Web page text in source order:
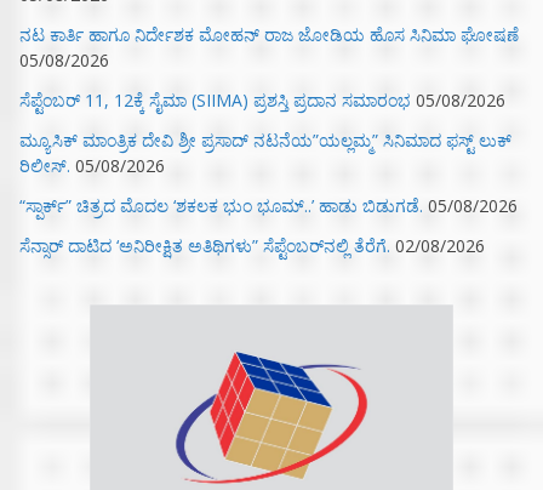
ನಟ ಕಾರ್ತಿ ಹಾಗೂ ನಿರ್ದೇಶಕ ಮೋಹನ್ ರಾಜ ಜೋಡಿಯ ಹೊಸ ಸಿನಿಮಾ ಘೋಷಣೆ
05/08/2026
ಸೆಪ್ಟೆಂಬರ್ 11, 12ಕ್ಕೆ ಸೈಮಾ (SIIMA) ಪ್ರಶಸ್ತಿ ಪ್ರದಾನ ಸಮಾರಂಭ 05/08/2026
ಮ್ಯೂಸಿಕ್‌ ಮಾಂತ್ರಿಕ ದೇವಿ ಶ್ರೀ ಪ್ರಸಾದ್ ನಟನೆಯ”ಯಲ್ಲಮ್ಮ” ಸಿನಿಮಾದ ಫಸ್ಟ್‌ ಲುಕ್‌
ರಿಲೀಸ್. 05/08/2026
“ಸ್ಪಾರ್ಕ್” ಚಿತ್ರದ ಮೊದಲ‌ ‘ಶಕಲಕ ಭುಂ‌ ಭೂಮ್..’ ಹಾಡು ಬಿಡುಗಡೆ. 05/08/2026
ಸೆನ್ಸಾರ್ ದಾಟಿದ ‘ಅನಿರೀಕ್ಷಿತ ಅತಿಥಿಗಳು” ಸೆಪ್ಟೆಂಬರ್‌ನಲ್ಲಿ ತೆರೆಗೆ. 02/08/2026